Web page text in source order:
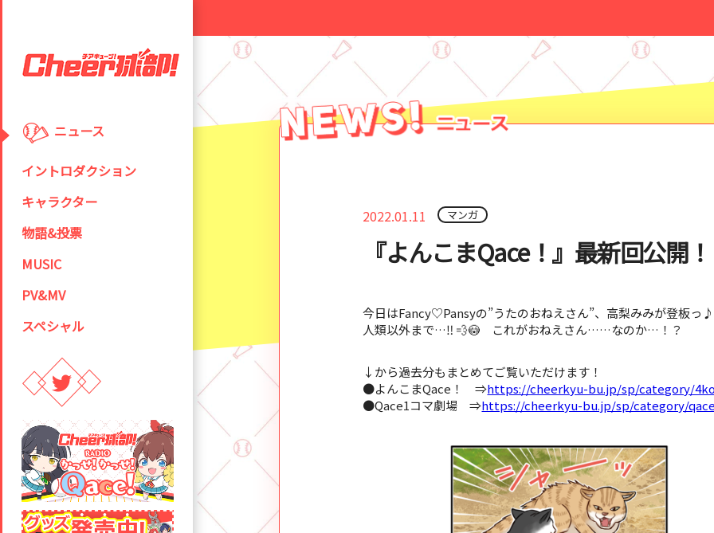
ニュース
イントロダクション
キャラクター
物語&投票
MUSIC
PV&MV
スペシャル
2022.01.11 マンガ
『よんこまQace！』最新回公開！
今日はFancy♡Pansyの”うたのおねえさん”、高梨みみが登板っ
人類以外まで…‼ 💨😳 これがおねえさん……なのか…！？
↓から過去分もまとめてご覧いただけます！
●よんこまQace！ ⇒https://cheerkyu-bu.jp/sp/category/
●Qace1コマ劇場 ⇒https://cheerkyu-bu.jp/sp/category/